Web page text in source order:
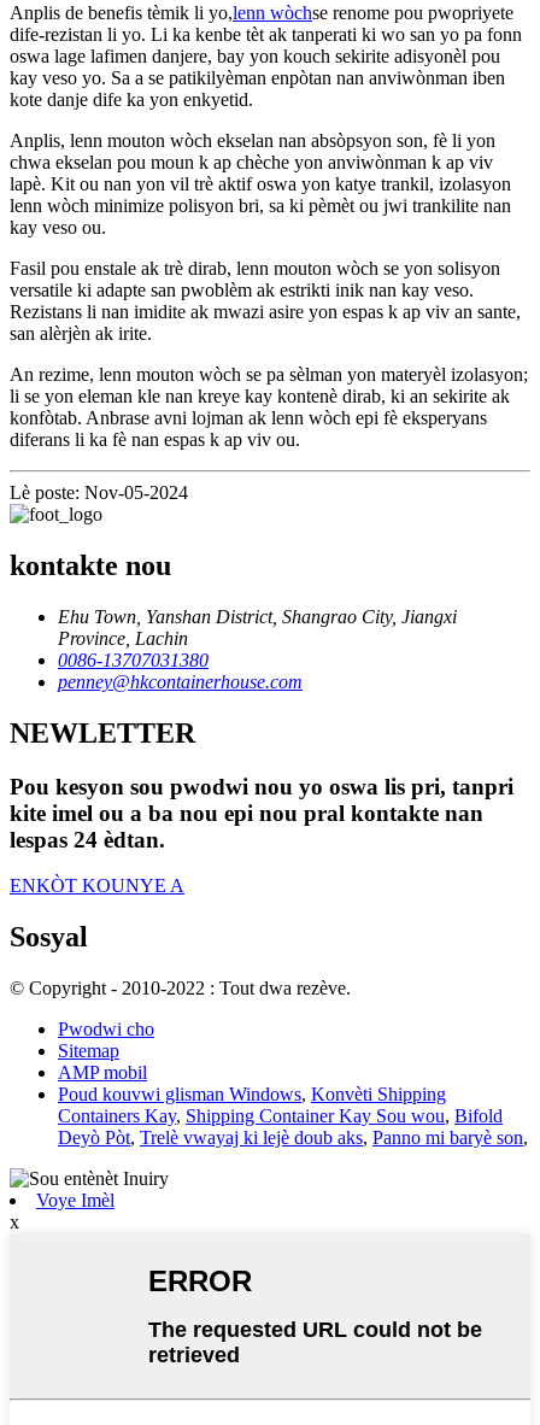
Anplis de benefis tèmik li yo,lenn wòchse renome pou pwopriyete
dife-rezistan li yo. Li ka kenbe tèt ak tanperati ki wo san yo pa fonn
oswa lage lafimen danjere, bay yon kouch sekirite adisyonèl pou
kay veso yo. Sa a se patikilyèman enpòtan nan anviwònman iben
kote danje dife ka yon enkyetid.
Anplis, lenn mouton wòch ekselan nan absòpsyon son, fè li yon
chwa ekselan pou moun k ap chèche yon anviwònman k ap viv
lapè. Kit ou nan yon vil trè aktif oswa yon katye trankil, izolasyon
lenn wòch minimize polisyon bri, sa ki pèmèt ou jwi trankilite nan
kay veso ou.
Fasil pou enstale ak trè dirab, lenn mouton wòch se yon solisyon
versatile ki adapte san pwoblèm ak estrikti inik nan kay veso.
Rezistans li nan imidite ak mwazi asire yon espas k ap viv an sante,
san alèrjèn ak irite.
An rezime, lenn mouton wòch se pa sèlman yon materyèl izolasyon;
li se yon eleman kle nan kreye kay kontenè dirab, ki an sekirite ak
konfòtab. Anbrase avni lojman ak lenn wòch epi fè eksperyans
diferans li ka fè nan espas k ap viv ou.
Lè poste: Nov-05-2024
kontakte nou
Ehu Town, Yanshan District, Shangrao City, Jiangxi
Province, Lachin
0086-13707031380
penney@hkcontainerhouse.com
NEWLETTER
Pou kesyon sou pwodwi nou yo oswa lis pri, tanpri
kite imel ou a ba nou epi nou pral kontakte nan
lespas 24 èdtan.
ENKÒT KOUNYE A
Sosyal
© Copyright - 2010-2022 : Tout dwa rezève.
Pwodwi cho
Sitemap
AMP mobil
Poud kouvwi glisman Windows, Konvèti Shipping
Containers Kay, Shipping Container Kay Sou wou, Bifold
Deyò Pòt, Trelè vwayaj ki lejè doub aks, Panno mi baryè son,
Voye Imèl
x